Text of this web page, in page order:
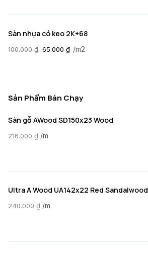
Sàn nhựa có keo 2K+68
100.000₫ 65.000 ₫ /m2
Sản Phẩm Bán Chạy
Sàn gỗ AWood SD150x23 Wood
216.000 ₫ /m
Ultra A Wood UA142x22 Red Sandalwood
240.000 ₫ /m